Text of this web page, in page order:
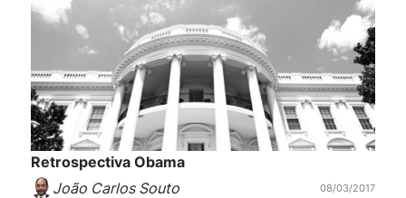
Retrospectiva Obama
João Carlos Souto
08/03/2017